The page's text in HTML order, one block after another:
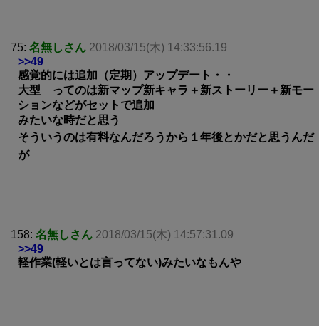
75: 名無しさん 2018/03/15(木) 14:33:56.19
>>49
感覚的には追加（定期）アップデート・・
大型 ってのは新マップ新キャラ＋新ストーリー＋新モー
ションなどがセットで追加
みたいな時だと思う
そういうのは有料なんだろうから１年後とかだと思うんだ
が
158: 名無しさん 2018/03/15(木) 14:57:31.09
>>49
軽作業(軽いとは言ってない)みたいなもんや